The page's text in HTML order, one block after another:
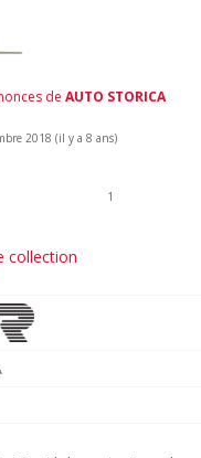
de AUTO STORICA
2018 (il y a 8 ans)
1
collection